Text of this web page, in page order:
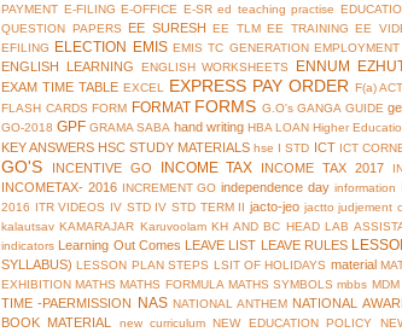
PAYMENT E-FILING E-OFFICE E-SR ed teaching practise
QUESTION PAPERS
EE SURESH EE TLM EE TRAINING EE
EFILING
ELECTION EMIS EMIS TC GENERATION EMPLOYMENT
ENGLISH LEARNING ENGLISH WORKSHEETS ENNUM
EXAM TIME TABLE EXCEL EXPRESS PAY ORDER F(a)
FLASH CARDS FORM FORMAT FORMS G.O's GANGA GUIDE
GO-2018 GPF GRAMA SABA hand writing HBA LOAN Higher
KEY ANSWERS HSC STUDY MATERIALS hse I STD ICT ICT
GO'S
INCENTIVE GO INCOME TAX INCOME TAX 2017
INCOMETAX- 2016 INCREMENT GO independence day information
2016 ITR VIDEOS IV STD IV STD TERM II jacto-jeo jactto judjement
kalautsav KAMARAJAR Karuvoolam KH AND BC HEAD LAB
indicators Learning Out Comes LEAVE LIST LEAVE RULES
SYLLABUS) LESSON PLAN STEPS LSIT OF HOLIDAYS material
EXHIBITION MATHS MATHS FORMULA MATHS SYMBOLS mbbs MDM
TIME -PAERMISSION
NAS NATIONAL ANTHEM NATIONAL
BOOK MATERIAL
new curriculum NEW EDUCATION POLICY